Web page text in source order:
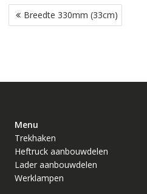
Bericht
navigatie
Breedte 330mm (33cm)
Menu
Trekhaken
Heftruck aanbouwdelen
Lader aanbouwdelen
Werklampen